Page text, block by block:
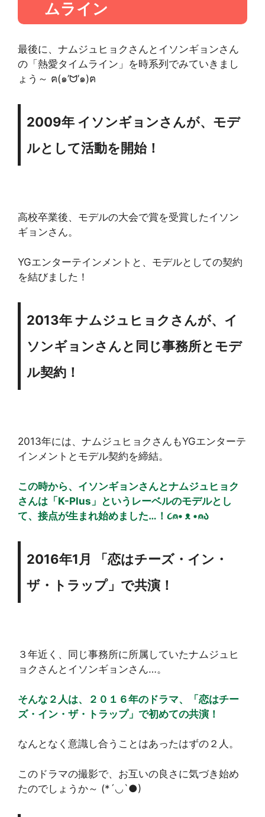
ムライン
最後に、ナムジュヒョクさんとイソンギョンさん
の「熱愛タイムライン」を時系列でみていきまし
ょう～ ฅ(๑’ᗢ’๑)ฅ
2009年 イソンギョンさんが、モデ
ルとして活動を開始！
高校卒業後、モデルの大会で賞を受賞したイソン
ギョンさん。
YGエンターテインメントと、モデルとしての契約
を結びました！
2013年 ナムジュヒョクさんが、イ
ソンギョンさんと同じ事務所とモデ
ル契約！
2013年には、ナムジュヒョクさんもYGエンターテ
インメントとモデル契約を締結。
この時から、イソンギョンさんとナムジュヒョク
さんは「K-Plus」というレーベルのモデルとし
て、接点が生まれ始めました…！૮⍝• ᴥ •⍝ა
2016年1月 「恋はチーズ・イン・
ザ・トラップ」で共演！
３年近く、同じ事務所に所属していたナムジュヒ
ョクさんとイソンギョンさん…。
そんな２人は、２０１６年のドラマ、「恋はチー
ズ・イン・ザ・トラップ」で初めての共演！
なんとなく意識し合うことはあったはずの２人。
このドラマの撮影で、お互いの良さに気づき始め
たのでしょうか～ (*´◡`●)